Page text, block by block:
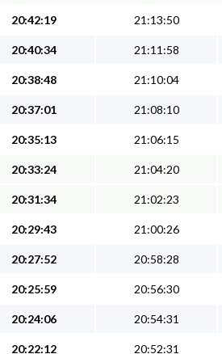
20:42:19 21:13:50
20:40:34 21:11:58
20:38:48 21:10:04
20:37:01 21:08:10
20:35:13 21:06:15
20:33:24 21:04:20
20:31:34 21:02:23
20:29:43 21:00:26
20:27:52 20:58:28
20:25:59 20:56:30
20:24:06 20:54:31
20:22:12 20:52:31